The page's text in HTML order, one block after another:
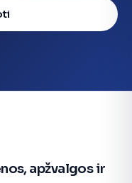
apžvalgos ir